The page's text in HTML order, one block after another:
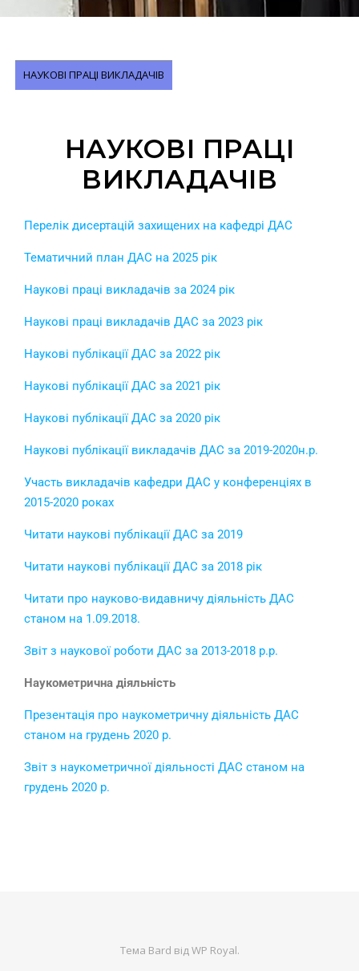
НАУКОВІ ПРАЦІ ВИКЛАДАЧІВ
НАУКОВІ ПРАЦІ
ВИКЛАДАЧІВ
Перелік дисертацій захищених на кафедрі ДАС
Тематичний план ДАС на 2025 рік
Наукові праці викладачів за 2024 рік
Наукові праці викладачів ДАС за 2023 рік
Наукові публікації ДАС за 2022 рік
Наукові публікації ДАС за 2021 рік
Наукові публікації ДАС за 2020 рік
Наукові публікації викладачів ДАС за 2019-2020н.р.
Участь викладачів кафедри ДАС у конференціях в
2015-2020 роках
Читати наукові публікації ДАС за 2019
Читати наукові публікації ДАС за 2018 рік
Читати про науково-видавничу діяльність ДАС
станом на 1.09.2018.
Звіт з наукової роботи ДАС за 2013-2018 р.р.
Наукометрична діяльність
Презентація про наукометричну діяльність ДАС
станом на грудень 2020 р.
Звіт з наукометричної діяльності ДАС станом на
грудень 2020 р.
Тема Bard відWP Royal.